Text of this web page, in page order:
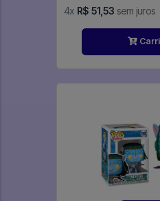
4x R$ 51,53 sem juros